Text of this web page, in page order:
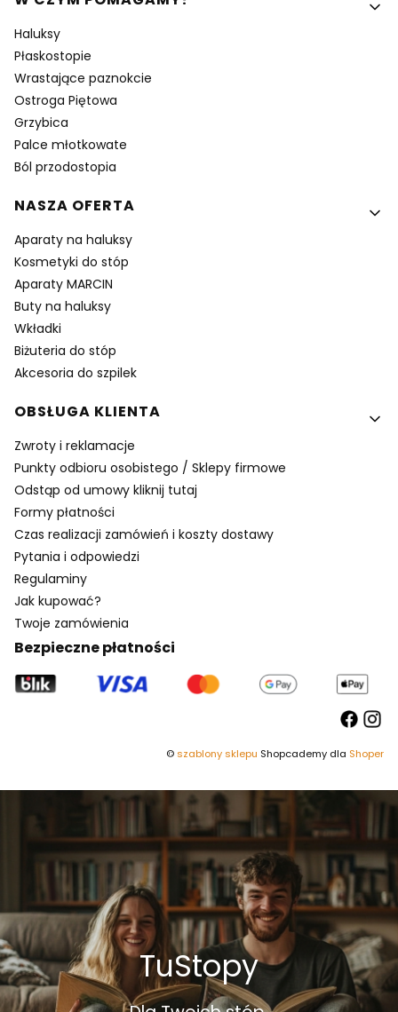
Haluksy
Płaskostopie
Wrastające paznokcie
Ostroga Piętowa
Grzybica
Palce młotkowate
Ból przodostopia
NASZA OFERTA
Aparaty na haluksy
Kosmetyki do stóp
Aparaty MARCIN
Buty na haluksy
Wkładki
Biżuteria do stóp
Akcesoria do szpilek
OBSŁUGA KLIENTA
Zwroty i reklamacje
Punkty odbioru osobistego / Sklepy firmowe
Odstąp od umowy kliknij tutaj
Formy płatności
Czas realizacji zamówień i koszty dostawy
Pytania i odpowiedzi
Regulaminy
Jak kupować?
Twoje zamówienia
Bezpieczne płatności
©szablony sklepu Shopcademy dla Shoper
TuStopy